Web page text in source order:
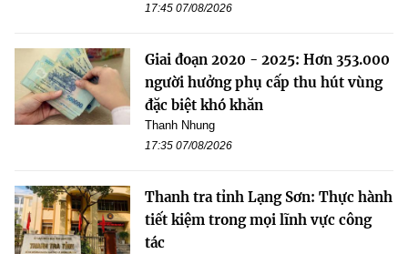
17:45 07/08/2026
Giai đoạn 2020 - 2025: Hơn 353.000
người hưởng phụ cấp thu hút vùng
đặc biệt khó khăn
Thanh Nhung
17:35 07/08/2026
Thanh tra tỉnh Lạng Sơn: Thực hành
tiết kiệm trong mọi lĩnh vực công
tác